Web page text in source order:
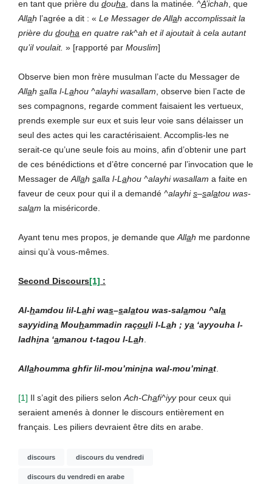
en tant que prière du douha , dans la matinée ^A’ichah , que
Allah l’agrée a dit : « Le Messager de Allah accomplissait la
prière du douha en quatre rak^ah et il ajoutait à cela autant
qu’il voulait. » [rapporté par Mouslim]
Observe bien mon frère musulman l’acte du Messager de
Allah salla l-L ahou ^alayhi wasallam , observe bien l’acte de
ses compagnons, regarde comment faisaient les vertueux,
prends exemple sur eux et suis leur voie sans délaisser un
seul des actes qui les caractérisaient. Accomplis-les ne
serait-ce qu’une seule fois au moins, afin d’obtenir une part
de ces bénédictions et d’être concerné par l’invocation que le
Messager de Allah salla l-L ahou ^alayhi wasallam a faite en
faveur de ceux pour qui il a demandé ^alayhis–salatou was-
salam la miséricorde.
Ayant tenu mes propos, je demande que Allah me pardonne
ainsi qu’à vous-mêmes.
Second Discours[1] :
Al-hamdou lil-Lahi was–salatou was-salamou ^ala
sayyidina Mouhammadin raçouli l-Lah ; ya ‘ayyouha l-
ladhina ‘amanou t-taqou l-Lah
Allahoumma ghfir lil-mou’minina wal-mou’minat
[1] Il s’agit des piliers selon Ach-Chafi^iyypour ceux qui
seraient amenés à donner le discours entièrement en
français. Les piliers devraient être dits en arabe.
discours discours du vendredi
discours du vendredi en arabe